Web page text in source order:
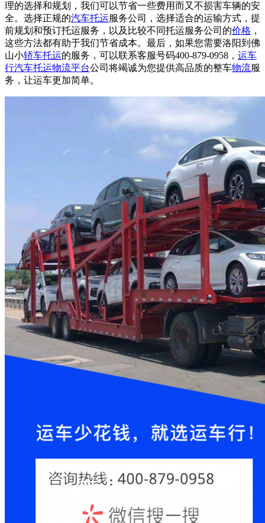
理的选择和规划，我们可以节省一些费用而又不损害车辆的安
全。选择正规的汽车托运服务公司，选择适合的运输方式，提
前规划和预订托运服务，以及比较不同托运服务公司的价格 ，
这些方法都有助于我们节省成本。最后，如果您需要洛阳到佛
山小轿车托运的服务，可以联系客服号码400-879-0958， 运车
行汽车托运物流平台公司将竭诚为您提供高品质的整车物流服
务，让运车更加简单。